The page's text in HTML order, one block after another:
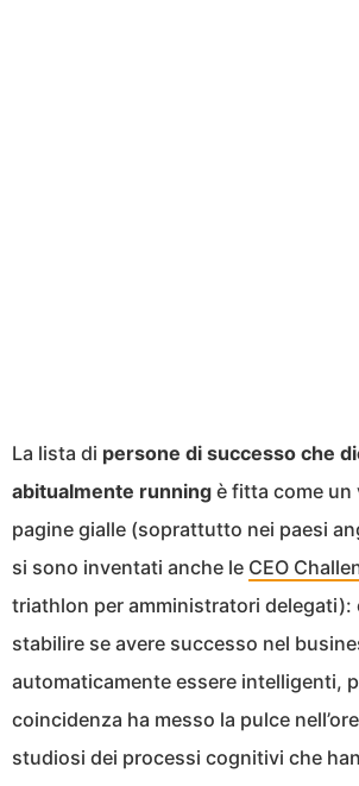
La lista di persone di successo che
abitualmente running è fitta come un
pagine gialle (soprattutto nei paesi
si sono inventati anche le CEO
triathlon per amministratori delegati):
stabilire se avere successo nel
automaticamente essere intelligenti,
coincidenza ha messo la pulce
studiosi dei processi cognitivi che